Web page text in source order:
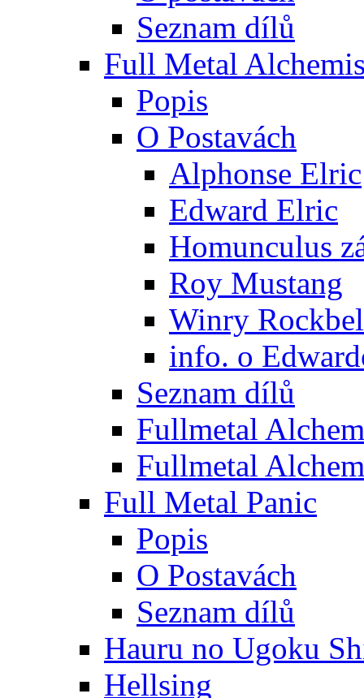
Seznam dílů
Full Metal
Popis
O Postavách
Alphonse Elric
Edward Elric
Homunculus
Roy Mustang
Winry
info. o
Seznam dílů
Fullmetal
Fullmetal
Full Metal Panic
Popis
O Postavách
Seznam dílů
Hauru no Ugoku
Hellsing